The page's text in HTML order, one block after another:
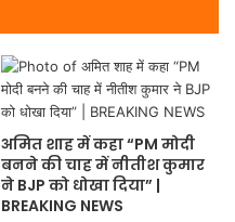
अमित शाह में कहा “PM मोदी
बनने की चाह में नीतीश कुमार
ने BJP को धोखा दिया” |
BREAKING NEWS